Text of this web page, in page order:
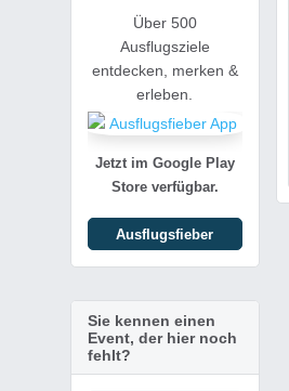
Über 500
Ausflugsziele
entdecken, merken &
erleben.
Jetzt im Google Play
Store verfügbar.
Ausflugsfieber
Sie kennen einen
Event, der hier noch
fehlt?